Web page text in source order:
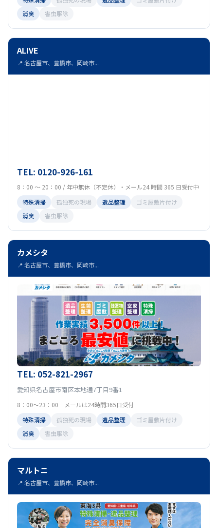
消臭
害虫駆除
ALIVE
📍 名古屋市、豊橋市、岡崎市...
TEL: 0120-926-161
8：00 ～ 20：00 / 年中無休（不定休）・メール24 時間 365 日受付中
特殊清掃
孤独死の現場 遺品整理
ゴミ屋敷片付け
消臭
害虫駆除
カメシタ
📍 名古屋市、豊橋市、岡崎市...
TEL: 052-821-2967
愛知県名古屋市南区本地通7丁目9番1
8：00～23：00 メールは24時間365日受付
特殊清掃
孤独死の現場 遺品整理
ゴミ屋敷片付け
消臭
害虫駆除
マルトニ
📍 名古屋市、豊橋市、岡崎市...